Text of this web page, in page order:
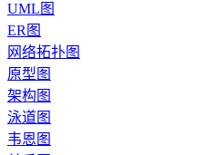
UML图
ER图
网络拓扑图
原型图
架构图
泳道图
韦恩图